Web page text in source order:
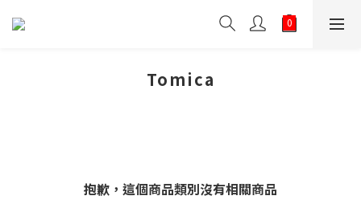
Tomica
抱歉，這個商品類別沒有相關商品